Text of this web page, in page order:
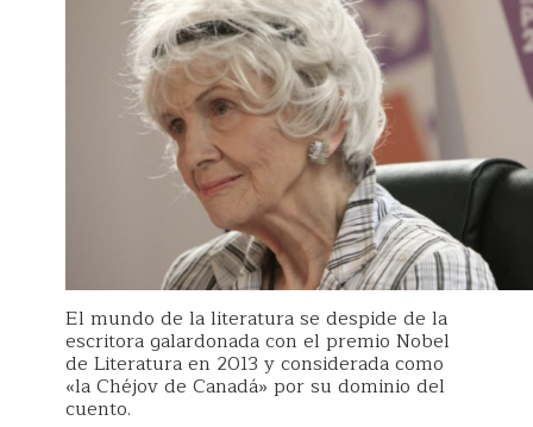
El mundo de la literatura se despide de la
escritora galardonada con el premio Nobel
de Literatura en 2013 y considerada como
«la Chéjov de Canadá» por su dominio del
cuento.